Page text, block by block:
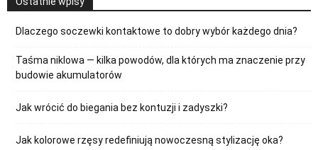
Dlaczego soczewki kontaktowe to dobry wybór każdego dnia?
Taśma niklowa — kilka powodów, dla których ma znaczenie przy
budowie akumulatorów
Jak wrócić do biegania bez kontuzji i zadyszki?
Jak kolorowe rzęsy redefiniują nowoczesną stylizację oka?